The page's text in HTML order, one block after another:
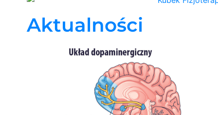
Aktualności